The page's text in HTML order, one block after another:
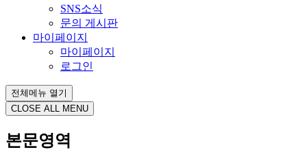
SNS소식
문의 게시판
마이페이지
마이페이지
로그인
전체메뉴 열기
CLOSE ALL MENU
본문영역